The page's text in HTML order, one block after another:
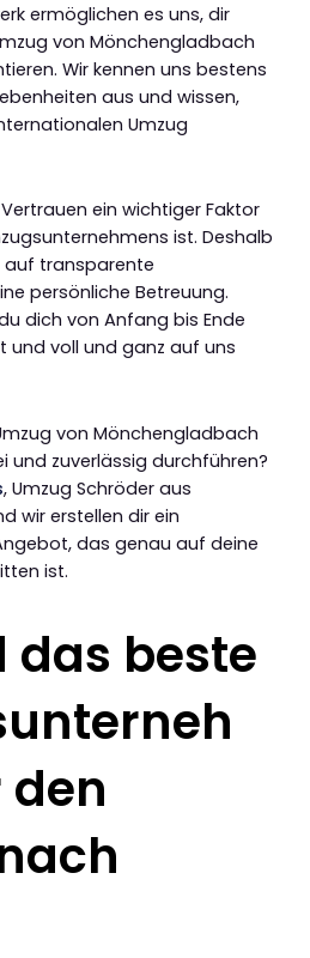
ermöglichen es uns, dir
von Mönchengladbach
Wir kennen uns bestens
aus und wissen,
Umzug
ein wichtiger Faktor
ist. Deshalb
auf transparente
persönliche Betreuung.
dich von Anfang bis Ende
voll und ganz auf uns
von Mönchengladbach
und zuverlässig durchführen?
, Umzug Schröder aus
wir erstellen dir ein
das genau auf deine
ist.
das beste